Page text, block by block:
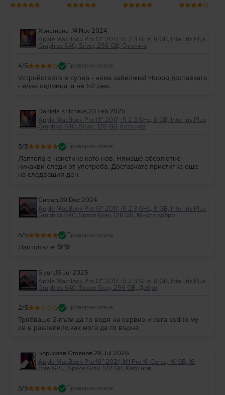
Христиана ,14 Nov 2024
Apple MacBook Pro 13″ 2017, i5 2.3 GHz, 8 GB, Intel Iris Plus
Graphics 640, Silver, 256 GB, Отлично
4/5 Проверен отзив
Устройството е супер - няма забелжка! Ноооо доставката
- една седмица, а не 1-2 дни.
Daniela Krilcheva,23 Feb 2025
Apple MacBook Pro 13″ 2017, i5 2.3 GHz, 8 GB, Intel Iris Plus
Graphics 640, Silver, 128 GB, Като нов
5/5 Проверен отзив
Лаптопа е наистина като нов. Нямаше абсолютно
никакви следи от употреба. Доставката пристигна още
на следващия ден.
Симар,09 Dec 2024
Apple MacBook Pro 13″ 2017, i5 2.3 GHz, 8 GB, Intel Iris Plus
Graphics 640, Space Gray, 128 GB, Много добро
5/5 Проверен отзив
Лаптопът е 💯💯
Siyan,15 Jul 2025
Apple MacBook Pro 13″ 2017, i5 2.3 GHz, 8 GB, Intel Iris Plus
Graphics 640, Space Gray, 256 GB, Добро
2/5 Проверен отзив
Трябваше 2-пъти да го водя на сервиз и сега ssd-to му
се е разлепило.как мога да го върна
Борислав Стоянов,28 Jul 2026
Apple MacBook Pro 16″ 2021, M1 Pro 10 Cores, 16 GB, 16
core GPU, Space Gray, 512 GB, Като нов
5/5 Проверен отзив